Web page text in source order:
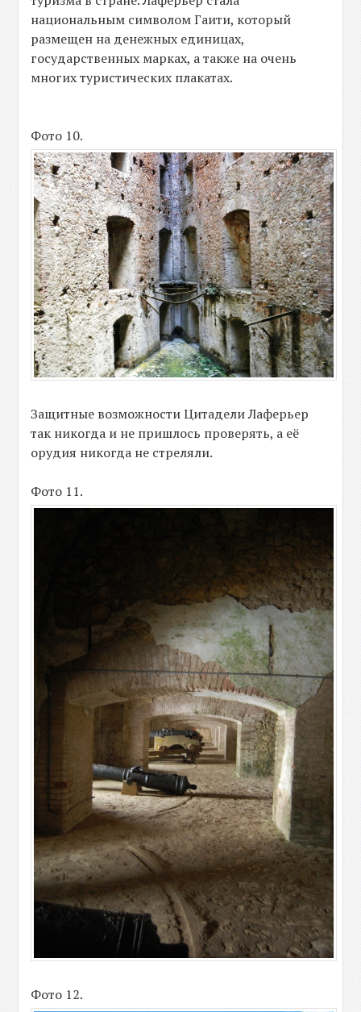
национальным символом Гаити, который
размещен на денежных единицах,
государственных марках, а также на очень
многих туристических плакатах.
Фото 10.
Защитные возможности Цитадели Лаферьер
так никогда и не пришлось проверять, а её
орудия никогда не стреляли.
Фото 11.
Фото 12.